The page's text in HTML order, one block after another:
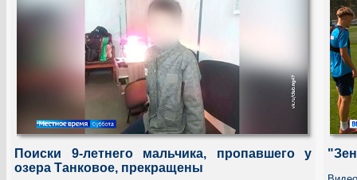
Поиски 9-летнего мальчика, пропавшего у
озера Танковое, прекращены